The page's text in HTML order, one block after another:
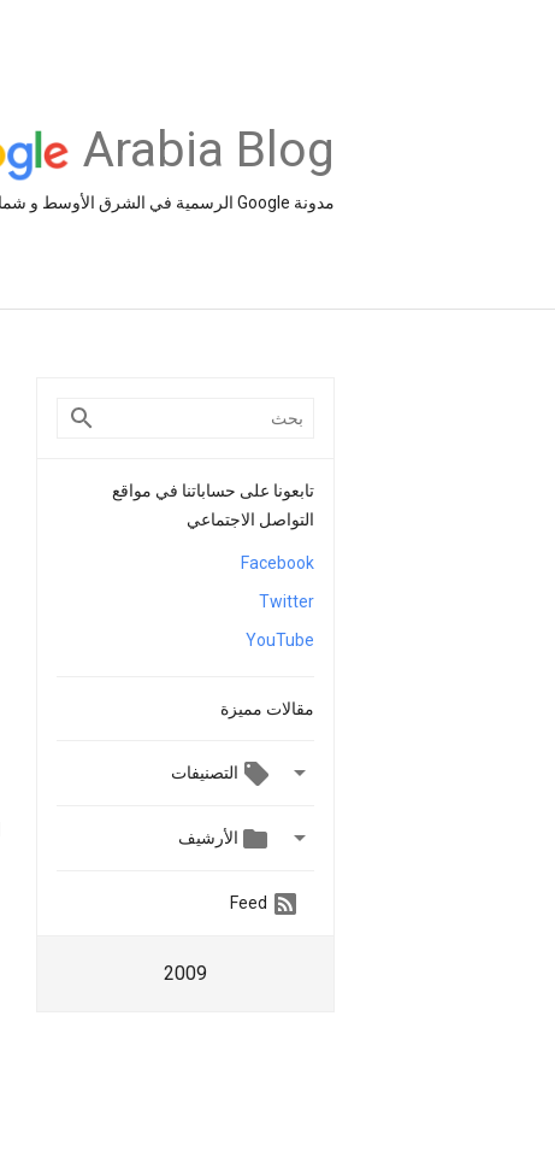
Arabia Blog
مدونة Google الرسمية في الشرق الأوسط و شمال أفريقيا‎
تابعونا على حساباتنا في مواقع
التواصل الاجتماعي
Facebook
Twitter
YouTube
مقالات مميزة
التصنيفات 
 الأرشيف 
Feed
2009